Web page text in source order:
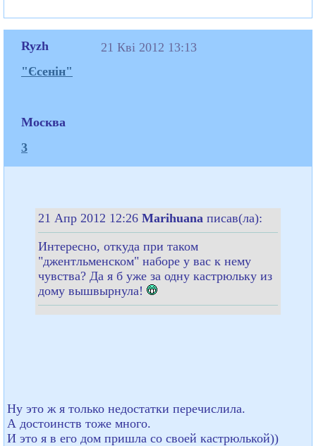
Ryzh
"Єсенін"
Москва
3
21 Кві 2012 13:13
21 Апр 2012 12:26 Marihuana писав(ла):
Интересно, откуда при таком
"джентльменском" наборе у вас к нему
чувства? Да я б уже за одну кастрюльку из
дому вышвырнула!
Ну это ж я только недостатки перечислила.
А достоинств тоже много.
И это я в его дом пришла со своей кастрюлькой))